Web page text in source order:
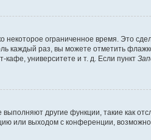
ограниченное время. Это
каждый раз, вы можете отметить
университете и т. д. Если пункт
другие функции, такие как
или выходом с конференции,